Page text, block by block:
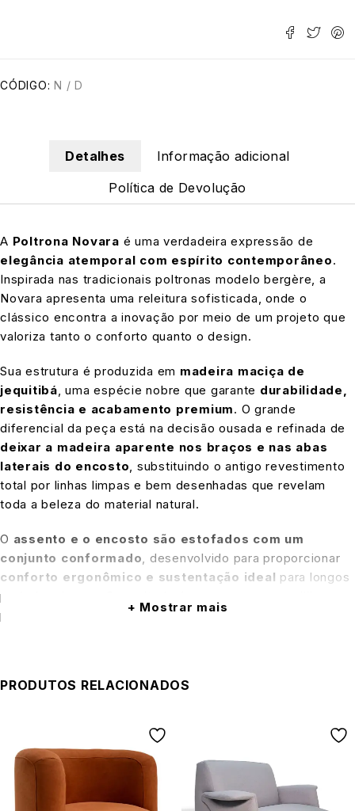
CÓDIGO: N / D
Detalhes
Informação adicional
Política de Devolução
A Poltrona Novara é uma verdadeira expressão de
elegância atemporal com espírito contemporâneo.
Inspirada nas tradicionais poltronas modelo bergère, a
Novara apresenta uma releitura sofisticada, onde o
clássico encontra a inovação por meio de um projeto que
valoriza tanto o conforto quanto o design.
Sua estrutura é produzida em madeira maciça de
jequitibá, uma espécie nobre que garante durabilidade,
resistência e acabamento premium. O grande
diferencial da peça está na decisão ousada e refinada de
deixar a madeira aparente nos braços e nas abas
laterais do encosto, substituindo o antigo revestimento
total por linhas limpas e bem desenhadas que revelam
toda a beleza do material natural.
O assento e o encosto são estofados com um
conjunto conformado, desenvolvido para proporcionar
conforto ergonômico e sustentação ideal para longos
períodos de uso. O resultado é uma peça que equilibra
perfeitamente
leveza visual, toque acolhedor e
história reinterpretada
, que agregue valor estético
e funcional aos ambientes. Seu estilo versátil permite
combinações com decorações clássicas, retrô ou
contemporâneas, tornando-se o ponto de destaque no
ambiente com naturalidade e bom gosto.
Mostrar mais
PRODUTOS RELACIONADOS